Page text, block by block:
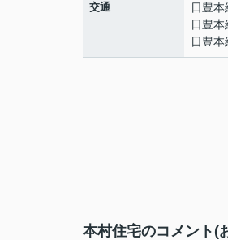
交通 日豊本
日豊本
日豊本
本村住宅のコメント(